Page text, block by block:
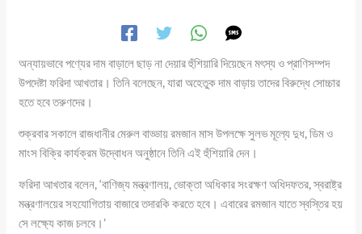
অন্যায়ভাবে পণ্যের দাম বাড়ালে ছাড় না দেয়ার হুঁশিয়ারি দিয়েছেন মৎস্য ও প্রাণিসম্পদ
উপদেষ্টা ফরিদা আখতার। তিনি বলেছেন, যারা অহেতুক দাম বাড়ায় তাদের বিরুদ্ধে সোচ্চার
হতে হবে তরুণদের।
শুক্রবার সকালে রাজধানীর মেরুল বাড্ডায় রমজান মাস উপলক্ষে সুলভ মূল্যে দুধ, ডিম ও
মাংস বিক্রি কার্যক্রম উদ্বোধন অনুষ্ঠানে তিনি এই হুঁশিয়ারি দেন।
ফরিদা আখতার বলেন, ‘বাণিজ্য মন্ত্রণালয়, ভোক্তা অধিকার সংরক্ষণ অধিদফতর, স্বরাষ্ট্র
মন্ত্রণালয়ের সহযোগিতায় বাজারে তদারকি করতে হবে। এবারের রমজান যাতে স্বস্তির হয়
সে লক্ষ্যে কাজ চলবে।’